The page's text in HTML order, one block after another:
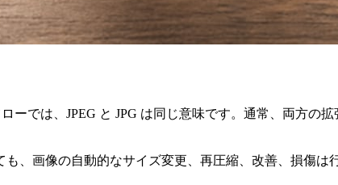
ーでは、JPEG と JPG は同じ意味です。通常、両方の
も、画像の自動的なサイズ変更、再圧縮、改善、損傷